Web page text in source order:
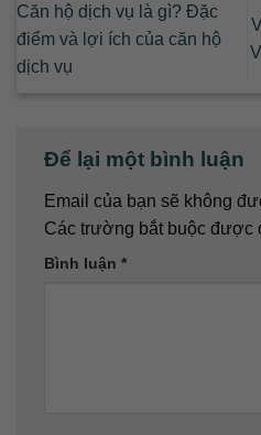
Căn hộ dịch vụ là gì? Đặc
điểm và lợi ích của căn hộ
dịch vụ
Để lại một bình luận
Email của bạn sẽ không
Các trường bắt buộc được
Bình luận *